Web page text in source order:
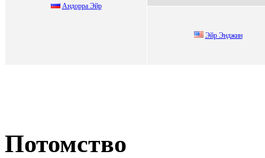
Андoрра Эйр
Эйр Энджин
Потомство